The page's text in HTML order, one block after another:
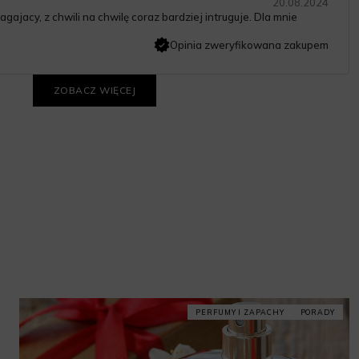
z chwili na chwilę coraz bardziej intruguje. Dla mnie
Opinia zweryfikowana zakupem
ZOBACZ WIĘCEJ
PERFUMY I ZAPACHY PORADY